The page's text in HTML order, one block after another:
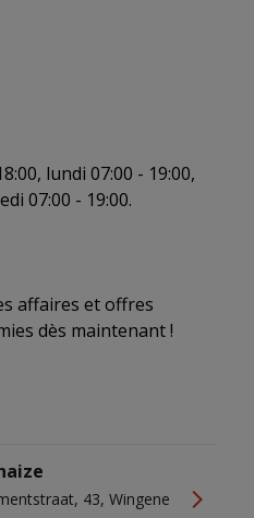
lundi 07:00 - 19:00,
07:00 - 19:00.
affaires et offres
dès maintenant !
43, Wingene